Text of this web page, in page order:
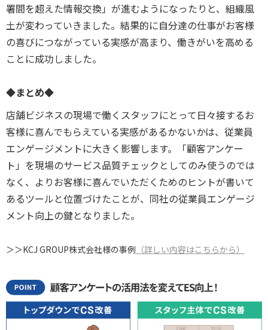
署間を超えた情報交換」が進むようになったりと、組織風
土が変わっていきました。結果的に自分達の仕事がお客様
の喜びにつながっている実感が高まり、働きがいを高める
ことに成功しました。
◆まとめ◆
店舗ビジネスの現場で働くスタッフにとって日々接するお
客様に喜んでもらえている実感があるかないかは、従業員
エンゲージメントに大きく影響します。「顧客アンケー
ト」を現場のサービス品質チェックとしてのみ使うのでは
なく、よりお客様に喜んでいただくためのヒントが書いて
あるツールと位置づけたことが、同社の従業員エンゲージ
メント向上の鍵となりました。
＞＞KCJ GROUP株式会社様の事例 （詳しい内容はこちらから）